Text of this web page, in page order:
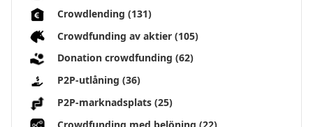
Crowdlending (131)
Crowdfunding av aktier (105)
Donation crowdfunding (62)
P2P-utlåning (36)
P2P-marknadsplats (25)
Crowdfunding med belöning (22)